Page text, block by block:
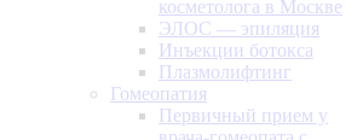
косметолога в Москве
ЭЛОС — эпиляция
Инъекции ботокса
Плазмолифтинг
Гомеопатия
Первичный прием у